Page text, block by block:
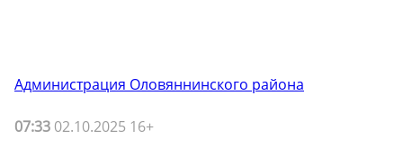
Администрация Оловяннинского района
07:33 02.10.2025 16+